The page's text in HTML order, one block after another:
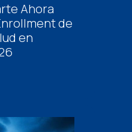
Ahora
de
en